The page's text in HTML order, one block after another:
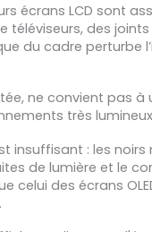
écrans LCD sont
téléviseurs, des
du cadre perturbe
ne convient pas à
très
insuffisant : les noirs
de lumière et le
celui des écrans